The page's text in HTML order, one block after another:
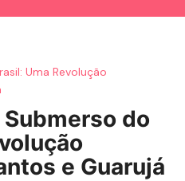
Uma Revolução
do
e Guarujá